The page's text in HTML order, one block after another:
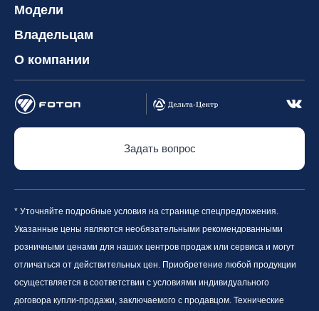
Модели
Владельцам
О компании
Задать вопрос
* Уточняйте подробные условия на странице спецпредложения.
Указанные цены являются необязательными рекомендованными
розничными ценами для наших центров продаж или сервиса и могут
отличаться от действительных цен. Приобретение любой продукции
осуществляется в соответствии с условиями индивидуального
договора купли-продажи, заключаемого с продавцом. Технические